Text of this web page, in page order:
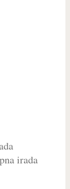
irada